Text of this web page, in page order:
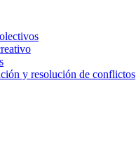
y resolución de conflictos